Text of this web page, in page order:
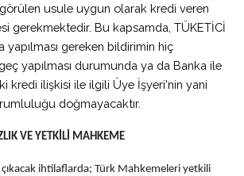
usule uygun olarak kredi veren
gerekmektedir. Bu kapsamda, TÜKETİCİ
yapılması gereken bildirimin hiç
yapılması durumunda ya da Banka ile
kredi ilişkisi ile ilgili Üye İşyeri'nin yani
doğmayacaktır.
VE YETKİLİ MAHKEME
ihtilaflarda; Türk Mahkemeleri yetkili